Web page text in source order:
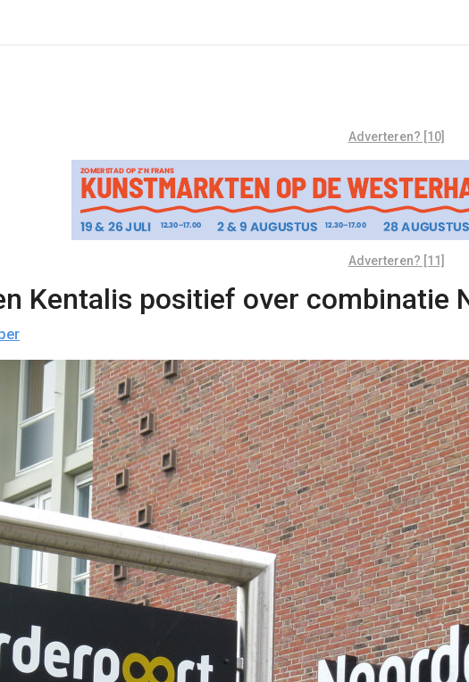
Adverteren? [10]
Adverteren? [11]
Kentalis positief over combinatie